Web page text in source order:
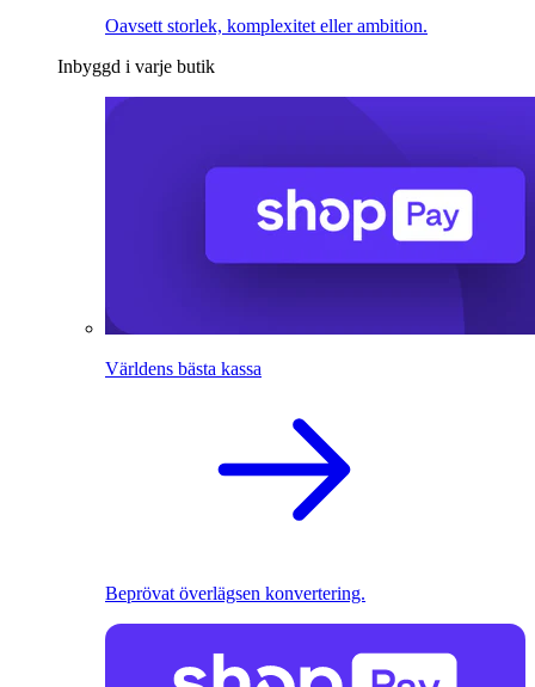
Oavsett storlek, komplexitet eller ambition.
Inbyggd i varje butik
Världens bästa kassa
Beprövat överlägsen konvertering.